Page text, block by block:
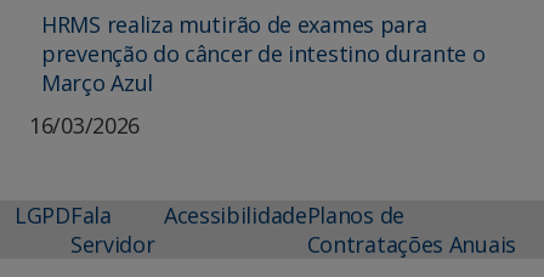
HRMS realiza mutirão de exames para
prevenção do câncer de intestino durante o
Março Azul
16/03/2026
LGPDFala
Servidor
AcessibilidadePlanos de
Contratações Anuais